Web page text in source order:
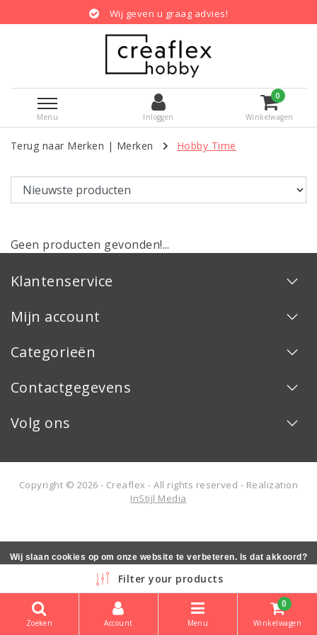
Wij geven u graag advies!
Menu Inloggen
0
Winkelwagen
Terug naar Merken | Merken Hobby Time
Geen producten gevonden!...
Klantenservice
Mijn account
Categorieën
Contactgegevens
Volg ons
Copyright © 2026 - Creaflex - All rights reserved - Realization
InStijl Media
Filter your products
Zoeken Account Menu
0
Winkelwagen
Wij slaan cookies op om onze website te verbeteren. Is dat akkoord?
Nee Meer over cookies »